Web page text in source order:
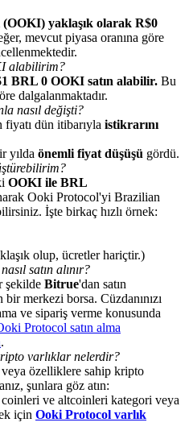
kazan
25000 USDT prize pool!
yaklaşık olarak R$0
mevcut piyasa oranına göre
alabilirim?
BRL 0 OOKI satın alabilir. Bu
dalgalanmaktadır.
nasıl değişti?
dün itibarıyla istikrarını
yılda önemli fiyat düşüşü gördü.
OOKI ile BRL
Ooki Protocol'yi Brazilian
İşte birkaç hızlı örnek:
olup, ücretler hariçtir.)
satın alınır?
şekilde Bitrue'dan satın
merkezi borsa. Cüzdanınızı
ve sipariş verme konusunda
Protocol satın alma
.
varlıklar nelerdir?
özelliklere sahip kripto
şunlara göz atın:
ve altcoinleri kategori veya
için Ooki Protocol varlık